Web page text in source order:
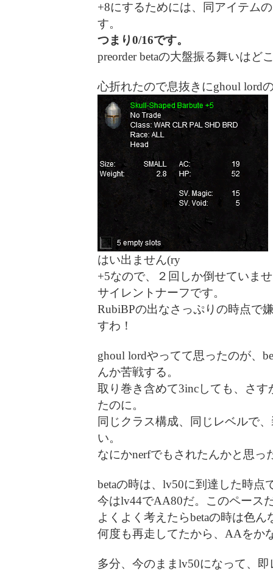
+8にするためには、同アイテム
す。
つまり0/16です。
preorder betaの大盤振る舞いはど
心折れたので息抜きにghoul lord
はい出ません(ry
+5なので、２回しか倒せていま
サイレントナーフです。
RubiBPの出なさっぷりの時点で
すわ！
ghoul lordやってて思ったのが、
んか苦戦する。
取り巻き含めて3incしても、さ
たのに。
同じクラス構成、同じレベルで
い。
なにかnerfでもされたんかと思
betaの時は、lv50に到達した時
今はlv44でAA80だ。このペース
よくよく考えたらbetaの時は色
何度も再走してたから、AAをか
多分、今のままlv50になって、